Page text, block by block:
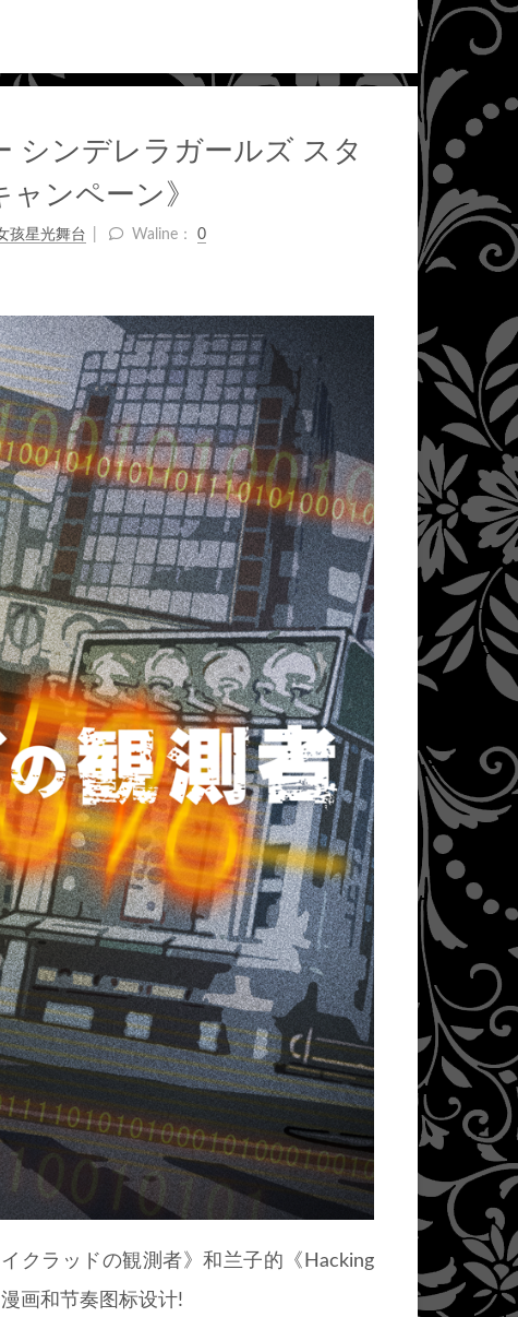
シンデレラガールズ スタ
ンペーン》
孩星光舞台 Waline： 0
クラッドの観測者》和兰子的《Hacking
画和节奏图标设计!